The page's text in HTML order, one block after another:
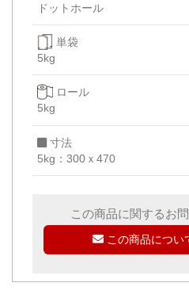
ドットホール
単袋
5kg
ロール
5kg
寸法
5kg：300ｘ470
この商品に関するお
この商品につい